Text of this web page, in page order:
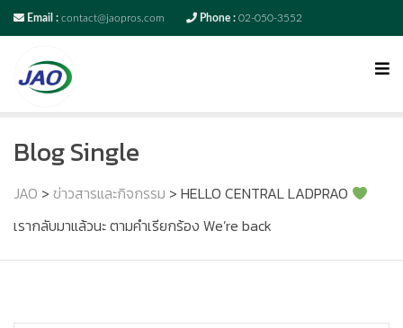
Email : contact@jaopros.com Phone : 02-050-3552
Blog Single
JAO > ข่าวสารและกิจกรรม > HELLO CENTRAL LADPRAO
เรากลับมาแล้วนะ ตามคำเรียกร้อง We’re back